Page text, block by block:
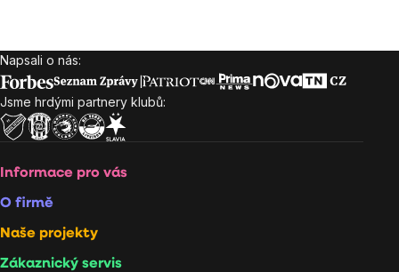
prvky
výpisu
Zápatí
Napsali o nás:
Jsme hrdými partnery klubů:
Informace pro vás
O firmě
Naše projekty
Zákaznický servis